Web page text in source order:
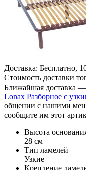
Доставка: Бесплатно,
Стоимость доставки
Ближайшая доставка —
Lonax Разборное с
общении с нашими
сообщите им этот
Высота
28 см
Тип ламелей
Узкие